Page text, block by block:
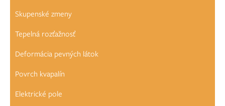
Skupenské zmeny
Tepelná rozťažnosť
Deformácia pevných látok
Povrch kvapalín
Elektrické pole